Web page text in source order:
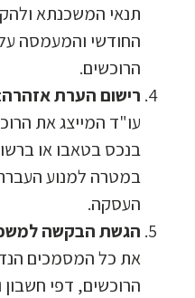
תנאי המשכנתא
החודשי והמעמסה על
הרוכשים.
רישום הערת אזהרה:
עו"ד המייצג את
בנכס בטאבו או
במטרה למנוע העברת
העסקה.
הגשת הבקשה
את כל המסמכים
הרוכשים, דפי חשבון